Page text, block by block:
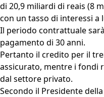
di 20,9 miliardi di reais (8
con un tasso di interessi a
Il periodo contrattuale
pagamento di 30 anni.
Pertanto il credito per il
assicurato, mentre i fondi
dal settore privato.
Secondo il Presidente